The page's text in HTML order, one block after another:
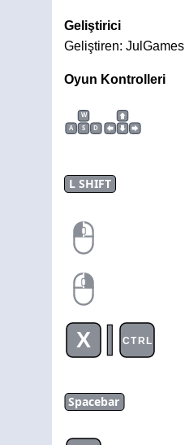
Geliştirici
Geliştiren: JulGames
Oyun Kontrolleri
W
A
S D
L SHIFT
X | CTRL
Spacebar